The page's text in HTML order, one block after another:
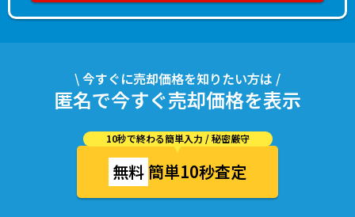
\ 今すぐに売却価格を知りたい方は /
匿名で今すぐ売却価格を表示
10秒で終わる簡単入力 / 秘密厳守
無料簡単10秒査定